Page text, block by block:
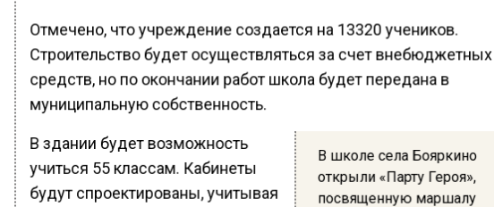
Отмечено, что учреждение создается на 13320 учеников.
Строительство будет осуществляться за счет внебюджетных
средств, но по окончании работ школа будет передана в
муниципальную собственность.
В школе села Бояркино
открыли «Парту Героя»,
посвященную маршалу
В здании будет возможность
учиться 55 классам. Кабинеты
будут спроектированы, учитывая